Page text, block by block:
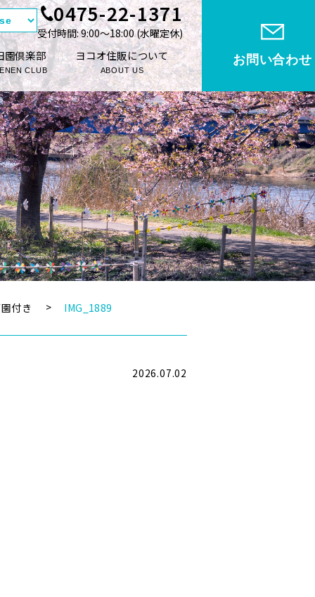
0475-22-1371
受付時間: 9:00〜18:00 (⽔曜定休)
園倶楽部
CLUB
ヨコオ住販について
ABOUT US
お問い合わせ
付き IMG_1889
2026.07.02